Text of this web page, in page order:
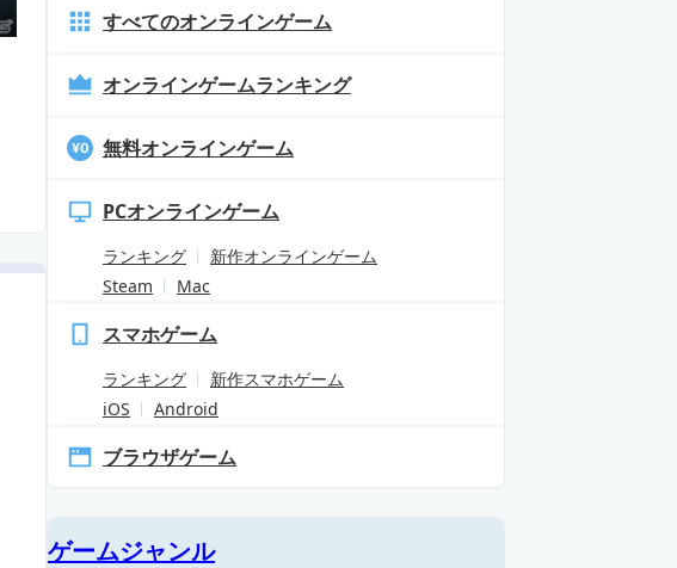
すべてのオンラインゲーム
オンラインゲームランキング
無料オンラインゲーム
PCオンラインゲーム
ランキング
新作オンラインゲーム
Steam
Mac
スマホゲーム
ランキング
新作スマホゲーム
iOS
Android
ブラウザゲーム
ゲームジャンル